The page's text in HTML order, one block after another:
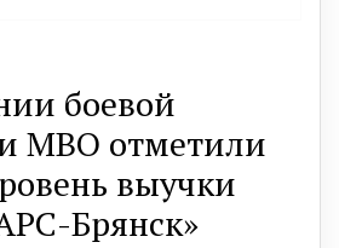
боевой
МВО отметили
выучки
Брянск»